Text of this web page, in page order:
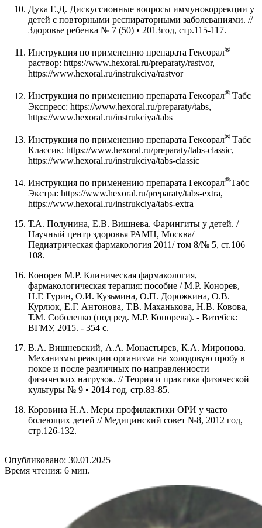
Дука Е.Д. Дискуссионные вопросы иммунокоррекции у
детей с повторными респираторными заболеваниями. //
Здоровье ребенка № 7 (50) • 2013год, стр.115-117.
Инструкция по применению препарата Гексорал®
раствор: https://www.hexoral.ru/preparaty/rastvor,
https://www.hexoral.ru/instrukciya/rastvor
Инструкция по применению препарата Гексорал® Табс
Экспресс: https://www.hexoral.ru/preparaty/tabs,
https://www.hexoral.ru/instrukciya/tabs
Инструкция по применению препарата Гексорал® Табс
Классик: https://www.hexoral.ru/preparaty/tabs-classic,
https://www.hexoral.ru/instrukciya/tabs-classic
Инструкция по применению препарата Гексорал®Табс
Экстра: https://www.hexoral.ru/preparaty/tabs-extra,
https://www.hexoral.ru/instrukciya/tabs-extra
Т.А. Полунина, Е.В. Вишнева. Фарингиты у детей. /
Научный центр здоровья РАМН, Москва/
Педиатрическая фармакология 2011/ том 8/№ 5, ст.106 –
108.
Конорев М.Р. Клиническая фармакология,
фармакологическая терапия: пособие / М.Р. Конорев,
Н.Г. Гурин, О.И. Кузьмина, О.П. Дорожкина, О.В.
Курлюк, Е.Г. Антонова, Т.В. Маханькова, Н.В. Ковова,
Т.М. Соболенко (под ред. М.Р. Конорева). - Витебск:
ВГМУ, 2015. - 354 с.
В.А. Вишневский, А.А. Монастырев, К.А. Миронова.
Механизмы реакции организма на холодовую пробу в
покое и после различных по направленности
физических нагрузок. // Теория и практика физической
культуры № 9 • 2014 год, стр.83-85.
Коровина Н.А. Меры профилактики ОРИ у часто
болеющих детей // Медицинский совет №8, 2012 год,
стр.126-132.
Опубликовано: 30.01.2025
Время чтения: 6 мин.